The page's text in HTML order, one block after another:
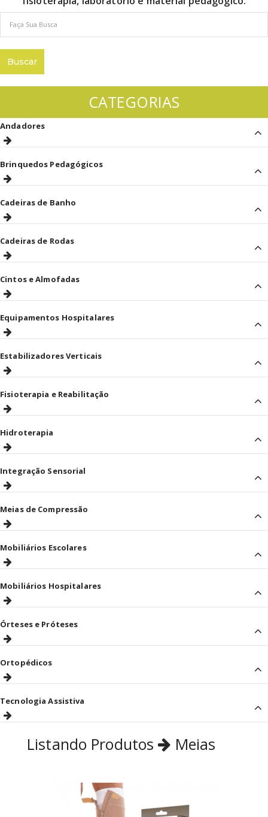
CATEGORIAS
Andadores
Brinquedos Pedagógicos
Cadeiras de Banho
Cadeiras de Rodas
Cintos e Almofadas
Equipamentos Hospitalares
Estabilizadores Verticais
Fisioterapia e Reabilitação
Hidroterapia
Integração Sensorial
Meias de Compressão
Mobiliários Escolares
Mobiliários Hospitalares
Órteses e Próteses
Ortopédicos
Tecnologia Assistiva
Listando Produtos Meias